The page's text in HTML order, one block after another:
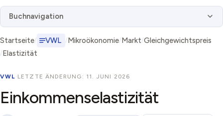
Buchnavigation
Startseite VWL Mikroökonomie Markt Gleichgewichtspreis
Elastizität
VWL· LETZTE ÄNDERUNG: 11. JUNI 2026
Einkommenselastizität